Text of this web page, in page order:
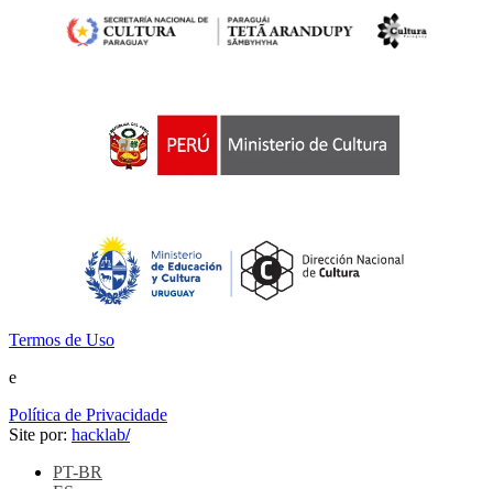
Termos de Uso
e
Política de Privacidade
Site por: hacklab/
PT-BR